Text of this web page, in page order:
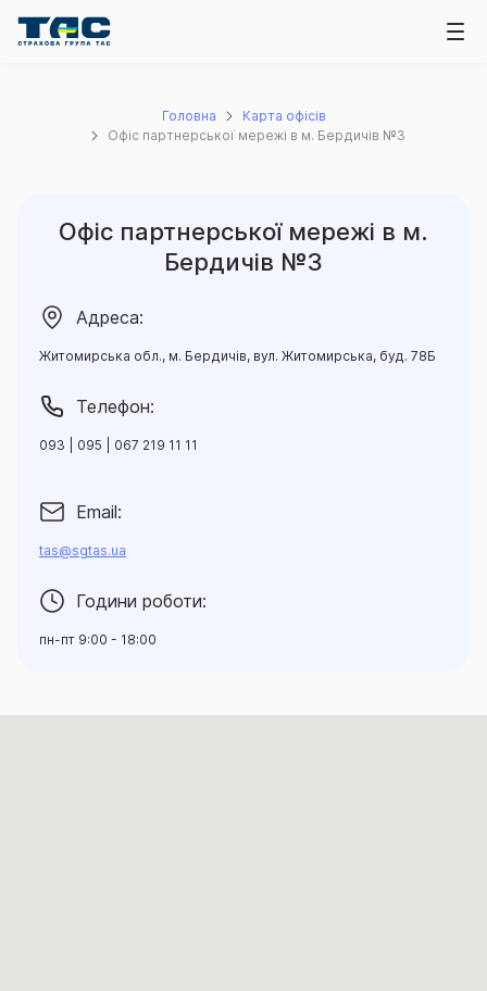
Головна
Карта офісів
Офіс партнерської мережі в м. Бердичів №3
Офіс партнерської мережі в м.
Бердичів №3
Адреса:
Житомирська обл., м. Бердичів, вул. Житомирська, буд. 78Б
Телефон:
093 | 095 | 067 219 11 11
Email:
tas@sgtas.ua
Години роботи:
пн-пт 9:00 - 18:00